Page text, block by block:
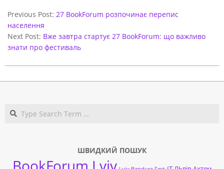
09-
14
Previous Post: 27 BookForum розпочинає перепис
населення
Next Post: Вже завтра стартує 27 BookForum: що важливо
знати про фестиваль
ШВИДКИЙ ПОШУК